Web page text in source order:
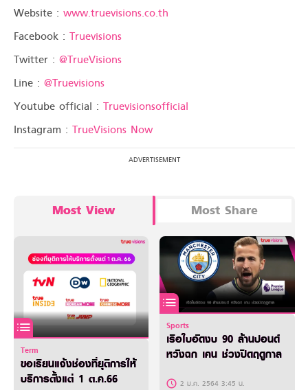
Website : www.truevisions.co.th
Facebook : Truevisions
Twitter : @TrueVisions
Line : @Truevisions
Youtube official : Truevisionsofficial
Instagram : TrueVisions Now
Most View Most Share
Term
ขอเรียนแจ้งช่องที่ยุติการให้
บริการตั้งแต่ 1 ต.ค.66
Sports
เรือใบอัดงบ 90 ล้านปอนด์
หวังฉก เคน ช่วงปิดฤดูกาล
2 ม.ค. 2564 3:45 น.